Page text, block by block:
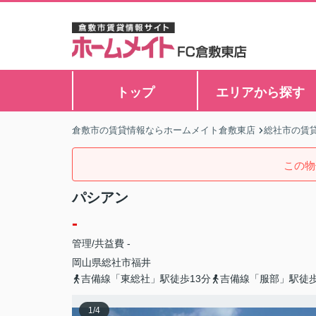
トップ エリアから探す
倉敷市の賃貸情報ならホームメイト倉敷東店 総社市の賃
この
パシアン
-
管理/共益費 -
岡山県総社市福井
吉備線「東総社」駅徒歩13分
吉備線「服部」駅徒
1/4